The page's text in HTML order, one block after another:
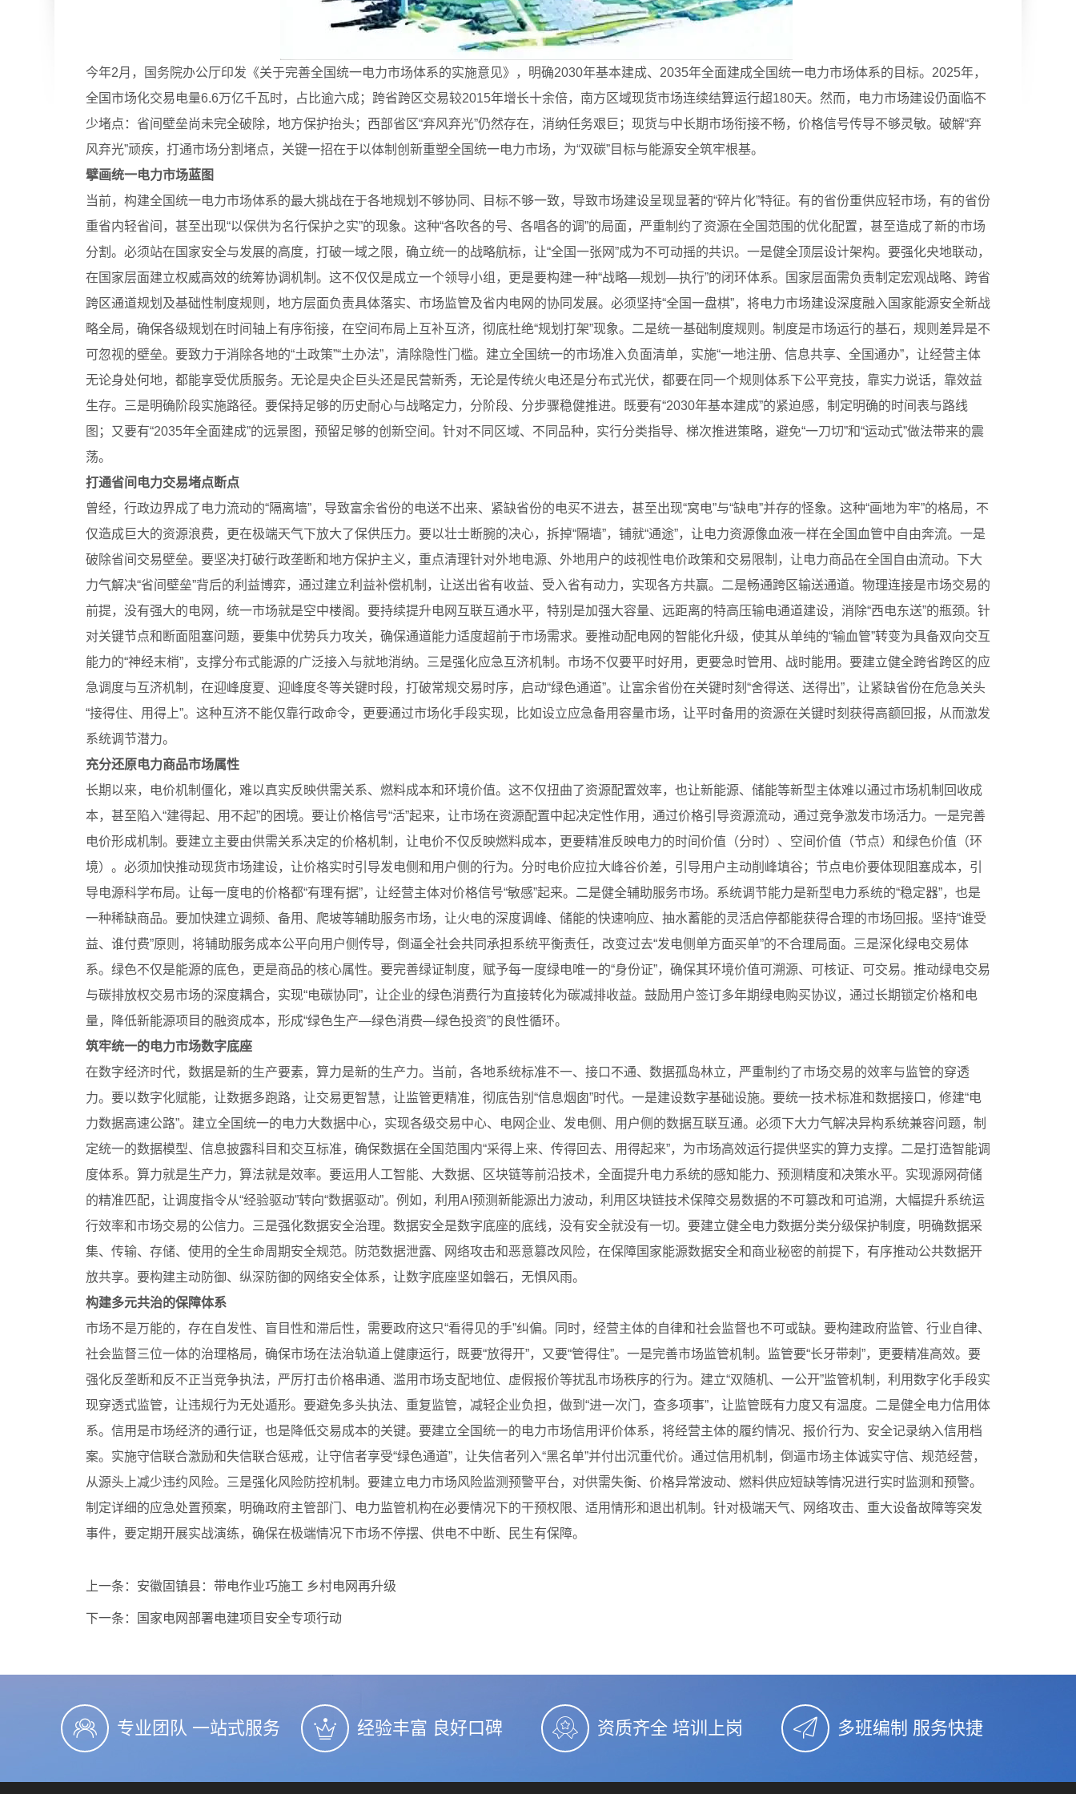
今年2月，国务院办公厅印发《关于完善全国统一电力市场体系的实施意见》，明确2030年基本建成、2035年全面建成全国统一电力市场体系的目标。2025年，
全国市场化交易电量6.6万亿千瓦时，占比逾六成；跨省跨区交易较2015年增长十余倍，南方区域现货市场连续结算运行超180天。然而，电力市场建设仍面临不
少堵点：省间壁垒尚未完全破除，地方保护抬头；西部省区“弃风弃光”仍然存在，消纳任务艰巨；现货与中长期市场衔接不畅，价格信号传导不够灵敏。破解“弃
风弃光”顽疾，打通市场分割堵点，关键一招在于以体制创新重塑全国统一电力市场，为“双碳”目标与能源安全筑牢根基。
擘画统一电力市场蓝图
当前，构建全国统一电力市场体系的最大挑战在于各地规划不够协同、目标不够一致，导致市场建设呈现显著的“碎片化”特征。有的省份重供应轻市场，有的省份
重省内轻省间，甚至出现“以保供为名行保护之实”的现象。这种“各吹各的号、各唱各的调”的局面，严重制约了资源在全国范围的优化配置，甚至造成了新的市场
分割。必须站在国家安全与发展的高度，打破一域之限，确立统一的战略航标，让“全国一张网”成为不可动摇的共识。一是健全顶层设计架构。要强化央地联动，
在国家层面建立权威高效的统筹协调机制。这不仅仅是成立一个领导小组，更是要构建一种“战略—规划—执行”的闭环体系。国家层面需负责制定宏观战略、跨省
跨区通道规划及基础性制度规则，地方层面负责具体落实、市场监管及省内电网的协同发展。必须坚持“全国一盘棋”，将电力市场建设深度融入国家能源安全新战
略全局，确保各级规划在时间轴上有序衔接，在空间布局上互补互济，彻底杜绝“规划打架”现象。二是统一基础制度规则。制度是市场运行的基石，规则差异是不
可忽视的壁垒。要致力于消除各地的“土政策”“土办法”，清除隐性门槛。建立全国统一的市场准入负面清单，实施“一地注册、信息共享、全国通办”，让经营主体
无论身处何地，都能享受优质服务。无论是央企巨头还是民营新秀，无论是传统火电还是分布式光伏，都要在同一个规则体系下公平竞技，靠实力说话，靠效益
生存。三是明确阶段实施路径。要保持足够的历史耐心与战略定力，分阶段、分步骤稳健推进。既要有“2030年基本建成”的紧迫感，制定明确的时间表与路线
图；又要有“2035年全面建成”的远景图，预留足够的创新空间。针对不同区域、不同品种，实行分类指导、梯次推进策略，避免“一刀切”和“运动式”做法带来的震
荡。
打通省间电力交易堵点断点
曾经，行政边界成了电力流动的“隔离墙”，导致富余省份的电送不出来、紧缺省份的电买不进去，甚至出现“窝电”与“缺电”并存的怪象。这种“画地为牢”的格局，不
仅造成巨大的资源浪费，更在极端天气下放大了保供压力。要以壮士断腕的决心，拆掉“隔墙”，铺就“通途”，让电力资源像血液一样在全国血管中自由奔流。一是
破除省间交易壁垒。要坚决打破行政垄断和地方保护主义，重点清理针对外地电源、外地用户的歧视性电价政策和交易限制，让电力商品在全国自由流动。下大
力气解决“省间壁垒”背后的利益博弈，通过建立利益补偿机制，让送出省有收益、受入省有动力，实现各方共赢。二是畅通跨区输送通道。物理连接是市场交易的
前提，没有强大的电网，统一市场就是空中楼阁。要持续提升电网互联互通水平，特别是加强大容量、远距离的特高压输电通道建设，消除“西电东送”的瓶颈。针
对关键节点和断面阻塞问题，要集中优势兵力攻关，确保通道能力适度超前于市场需求。要推动配电网的智能化升级，使其从单纯的“输血管”转变为具备双向交互
能力的“神经末梢”，支撑分布式能源的广泛接入与就地消纳。三是强化应急互济机制。市场不仅要平时好用，更要急时管用、战时能用。要建立健全跨省跨区的应
急调度与互济机制，在迎峰度夏、迎峰度冬等关键时段，打破常规交易时序，启动“绿色通道”。让富余省份在关键时刻“舍得送、送得出”，让紧缺省份在危急关头
“接得住、用得上”。这种互济不能仅靠行政命令，更要通过市场化手段实现，比如设立应急备用容量市场，让平时备用的资源在关键时刻获得高额回报，从而激发
系统调节潜力。
充分还原电力商品市场属性
长期以来，电价机制僵化，难以真实反映供需关系、燃料成本和环境价值。这不仅扭曲了资源配置效率，也让新能源、储能等新型主体难以通过市场机制回收成
本，甚至陷入“建得起、用不起”的困境。要让价格信号“活”起来，让市场在资源配置中起决定性作用，通过价格引导资源流动，通过竞争激发市场活力。一是完善
电价形成机制。要建立主要由供需关系决定的价格机制，让电价不仅反映燃料成本，更要精准反映电力的时间价值（分时）、空间价值（节点）和绿色价值（环
境）。必须加快推动现货市场建设，让价格实时引导发电侧和用户侧的行为。分时电价应拉大峰谷价差，引导用户主动削峰填谷；节点电价要体现阻塞成本，引
导电源科学布局。让每一度电的价格都“有理有据”，让经营主体对价格信号“敏感”起来。二是健全辅助服务市场。系统调节能力是新型电力系统的“稳定器”，也是
一种稀缺商品。要加快建立调频、备用、爬坡等辅助服务市场，让火电的深度调峰、储能的快速响应、抽水蓄能的灵活启停都能获得合理的市场回报。坚持“谁受
益、谁付费”原则，将辅助服务成本公平向用户侧传导，倒逼全社会共同承担系统平衡责任，改变过去“发电侧单方面买单”的不合理局面。三是深化绿电交易体
系。绿色不仅是能源的底色，更是商品的核心属性。要完善绿证制度，赋予每一度绿电唯一的“身份证”，确保其环境价值可溯源、可核证、可交易。推动绿电交易
与碳排放权交易市场的深度耦合，实现“电碳协同”，让企业的绿色消费行为直接转化为碳减排收益。鼓励用户签订多年期绿电购买协议，通过长期锁定价格和电
量，降低新能源项目的融资成本，形成“绿色生产—绿色消费—绿色投资”的良性循环。
筑牢统一的电力市场数字底座
在数字经济时代，数据是新的生产要素，算力是新的生产力。当前，各地系统标准不一、接口不通、数据孤岛林立，严重制约了市场交易的效率与监管的穿透
力。要以数字化赋能，让数据多跑路，让交易更智慧，让监管更精准，彻底告别“信息烟囱”时代。一是建设数字基础设施。要统一技术标准和数据接口，修建“电
力数据高速公路”。建立全国统一的电力大数据中心，实现各级交易中心、电网企业、发电侧、用户侧的数据互联互通。必须下大力气解决异构系统兼容问题，制
定统一的数据模型、信息披露科目和交互标准，确保数据在全国范围内“采得上来、传得回去、用得起来”，为市场高效运行提供坚实的算力支撑。二是打造智能调
度体系。算力就是生产力，算法就是效率。要运用人工智能、大数据、区块链等前沿技术，全面提升电力系统的感知能力、预测精度和决策水平。实现源网荷储
的精准匹配，让调度指令从“经验驱动”转向“数据驱动”。例如，利用AI预测新能源出力波动，利用区块链技术保障交易数据的不可篡改和可追溯，大幅提升系统运
行效率和市场交易的公信力。三是强化数据安全治理。数据安全是数字底座的底线，没有安全就没有一切。要建立健全电力数据分类分级保护制度，明确数据采
集、传输、存储、使用的全生命周期安全规范。防范数据泄露、网络攻击和恶意篡改风险，在保障国家能源数据安全和商业秘密的前提下，有序推动公共数据开
放共享。要构建主动防御、纵深防御的网络安全体系，让数字底座坚如磐石，无惧风雨。
构建多元共治的保障体系
市场不是万能的，存在自发性、盲目性和滞后性，需要政府这只“看得见的手”纠偏。同时，经营主体的自律和社会监督也不可或缺。要构建政府监管、行业自律、
社会监督三位一体的治理格局，确保市场在法治轨道上健康运行，既要“放得开”，又要“管得住”。一是完善市场监管机制。监管要“长牙带刺”，更要精准高效。要
强化反垄断和反不正当竞争执法，严厉打击价格串通、滥用市场支配地位、虚假报价等扰乱市场秩序的行为。建立“双随机、一公开”监管机制，利用数字化手段实
现穿透式监管，让违规行为无处遁形。要避免多头执法、重复监管，减轻企业负担，做到“进一次门，查多项事”，让监管既有力度又有温度。二是健全电力信用体
系。信用是市场经济的通行证，也是降低交易成本的关键。要建立全国统一的电力市场信用评价体系，将经营主体的履约情况、报价行为、安全记录纳入信用档
案。实施守信联合激励和失信联合惩戒，让守信者享受“绿色通道”，让失信者列入“黑名单”并付出沉重代价。通过信用机制，倒逼市场主体诚实守信、规范经营，
从源头上减少违约风险。三是强化风险防控机制。要建立电力市场风险监测预警平台，对供需失衡、价格异常波动、燃料供应短缺等情况进行实时监测和预警。
制定详细的应急处置预案，明确政府主管部门、电力监管机构在必要情况下的干预权限、适用情形和退出机制。针对极端天气、网络攻击、重大设备故障等突发
事件，要定期开展实战演练，确保在极端情况下市场不停摆、供电不中断、民生有保障。
上一条： 安徽固镇县：带电作业巧施工 乡村电网再升级
下一条： 国家电网部署电建项目安全专项行动
专业团队 一站式服务 经验丰富 良好口碑 资质齐全 培训上岗 多班编制 服务快捷